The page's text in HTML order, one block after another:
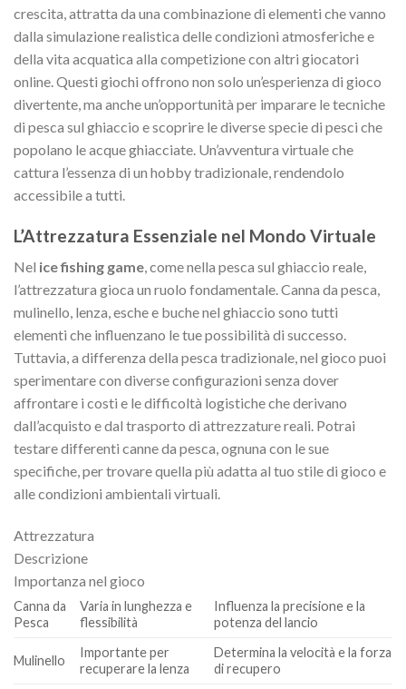
crescita, attratta da una combinazione di elementi che vanno
dalla simulazione realistica delle condizioni atmosferiche e
della vita acquatica alla competizione con altri giocatori
online. Questi giochi offrono non solo un’esperienza di gioco
divertente, ma anche un’opportunità per imparare le tecniche
di pesca sul ghiaccio e scoprire le diverse specie di pesci che
popolano le acque ghiacciate. Un’avventura virtuale che
cattura l’essenza di un hobby tradizionale, rendendolo
accessibile a tutti.
L’Attrezzatura Essenziale nel Mondo Virtuale
Nel ice fishing game, come nella pesca sul ghiaccio reale,
l’attrezzatura gioca un ruolo fondamentale. Canna da pesca,
mulinello, lenza, esche e buche nel ghiaccio sono tutti
elementi che influenzano le tue possibilità di successo.
Tuttavia, a differenza della pesca tradizionale, nel gioco puoi
sperimentare con diverse configurazioni senza dover
affrontare i costi e le difficoltà logistiche che derivano
dall’acquisto e dal trasporto di attrezzature reali. Potrai
testare differenti canne da pesca, ognuna con le sue
specifiche, per trovare quella più adatta al tuo stile di gioco e
alle condizioni ambientali virtuali.
Attrezzatura
Descrizione
Importanza nel gioco
Canna da
Pesca
Varia in lunghezza e
flessibilità
Influenza la precisione e la
potenza del lancio
Mulinello
Importante per
recuperare la lenza
Determina la velocità e la forza
di recupero